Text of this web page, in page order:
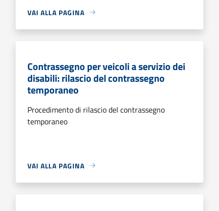
VAI ALLA PAGINA
Contrassegno per veicoli a servizio dei
disabili: rilascio del contrassegno
temporaneo
Procedimento di rilascio del contrassegno
temporaneo
VAI ALLA PAGINA